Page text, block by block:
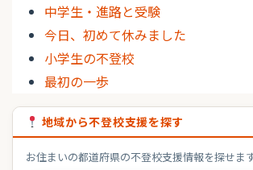
中学生・進路と受験
今日、初めて休みました
小学生の不登校
最初の一歩
地域から不登校支援を探す
お住まいの都道府県の不登校支援情報を探せま